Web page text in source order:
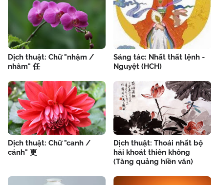
Dịch thuật: Chữ "nhậm /
nhâm" 任
Sáng tác: Nhất thất lệnh -
Nguyệt (HCH)
Dịch thuật: Chữ "canh /
cánh" 更
Dịch thuật: Thoái nhất bộ
hải khoát thiên không
(Tăng quảng hiền văn)